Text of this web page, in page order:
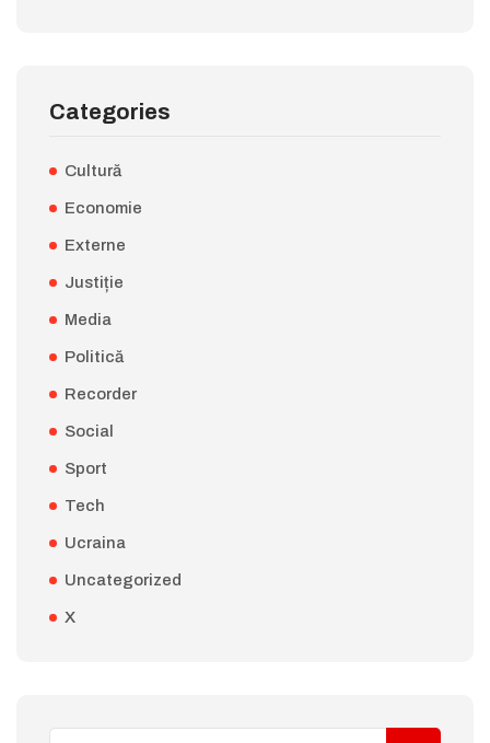
Categories
Cultură
Economie
Externe
Justiție
Media
Politică
Recorder
Social
Sport
Tech
Ucraina
Uncategorized
X